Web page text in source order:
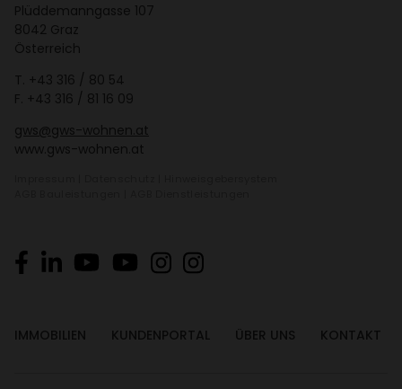
Plüd­de­mann­gasse 107
8042 Graz
Öster­reich
T. +43 316 / 80 54
F. +43 316 / 81 16 09
gws@gws-wohnen.at
www.gws-wohnen.at
IMMO­BI­LIEN KUNDEN­PORTAL ÜBER UNS KONTAKT